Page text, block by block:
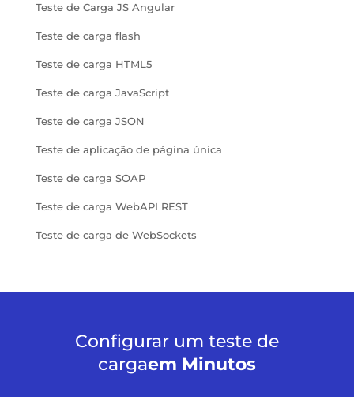
Teste de Carga JS Angular
Teste de carga flash
Teste de carga HTML5
Teste de carga JavaScript
Teste de carga JSON
Teste de aplicação de página única
Teste de carga SOAP
Teste de carga WebAPI REST
Teste de carga de WebSockets
Configurar um teste de
cargaem Minutos